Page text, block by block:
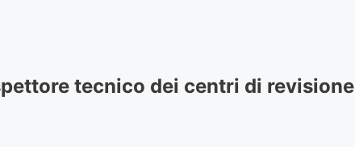
tecnico dei centri di revisione